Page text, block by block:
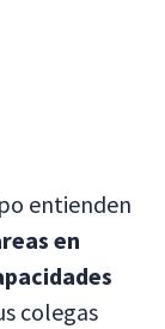
entienden
en
colegas